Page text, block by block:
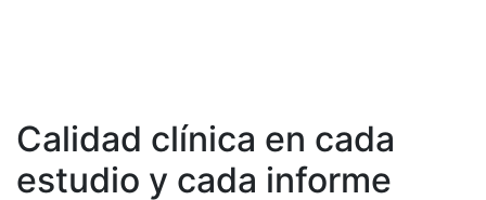
Calidad clínica en cada
estudio y cada informe